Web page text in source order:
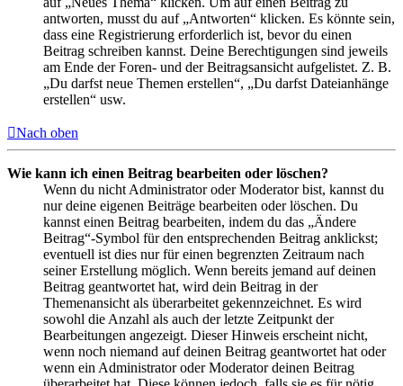
antworten, musst du auf „Antworten“ klicken. Es könnte sein,
dass eine Registrierung erforderlich ist, bevor du einen
Beitrag schreiben kannst. Deine Berechtigungen sind jeweils
am Ende der Foren- und der Beitragsansicht aufgelistet. Z. B.
„Du darfst neue Themen erstellen“, „Du darfst Dateianhänge
erstellen“ usw.
Nach oben
Wie kann ich einen Beitrag bearbeiten oder löschen?
Wenn du nicht Administrator oder Moderator bist, kannst du
nur deine eigenen Beiträge bearbeiten oder löschen. Du
kannst einen Beitrag bearbeiten, indem du das „Ändere
Beitrag“-Symbol für den entsprechenden Beitrag anklickst;
eventuell ist dies nur für einen begrenzten Zeitraum nach
seiner Erstellung möglich. Wenn bereits jemand auf deinen
Beitrag geantwortet hat, wird dein Beitrag in der
Themenansicht als überarbeitet gekennzeichnet. Es wird
sowohl die Anzahl als auch der letzte Zeitpunkt der
Bearbeitungen angezeigt. Dieser Hinweis erscheint nicht,
wenn noch niemand auf deinen Beitrag geantwortet hat oder
wenn ein Administrator oder Moderator deinen Beitrag